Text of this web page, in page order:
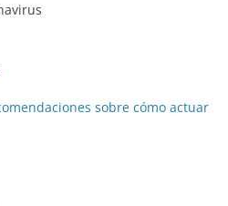
sobre cómo actuar